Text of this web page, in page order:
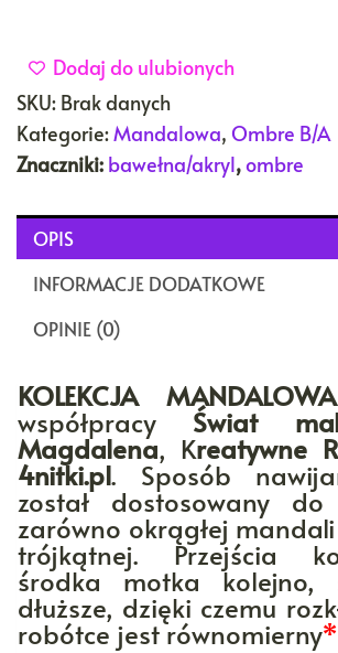
Dodaj do ulubionych
SKU: Brak danych
Kategorie:Mandalowa, Ombre B/A
Znaczniki: bawełna/akryl,ombre
OPIS
INFORMACJE DODATKOWE
OPINIE (0)
KOLEKCJA MANDALOWA
współpracy Świat
Magdalena, Kreatywne
4nitki.pl. Sposób
został dostosowany do
zarówno okrągłej
trójkątnej. Przejścia
środka motka
dłuższe, dzięki czemu
robótce jest równomierny*